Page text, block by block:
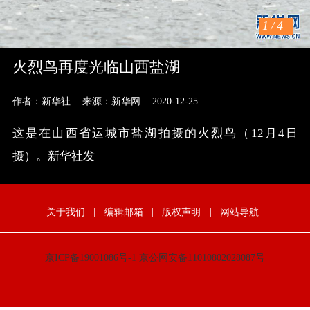
1 /4
火烈鸟再度光临山西盐湖
作者：新华社 来源：新华网 2020-12-25
这是在山西省运城市盐湖拍摄的火烈鸟（12月4日
摄）。新华社发
关于我们 | 编辑邮箱 | 版权声明 | 网站导航 |
京ICP备19001086号-1 京公网安备11010802028087号